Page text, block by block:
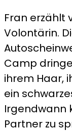
Fran erzählt
Volontärin.
Camp
ihrem Haar,
ein
Irgendwann
Partner zu